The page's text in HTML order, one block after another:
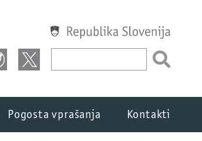
Republika Slovenija
Pogosta vprašanja Kontakti